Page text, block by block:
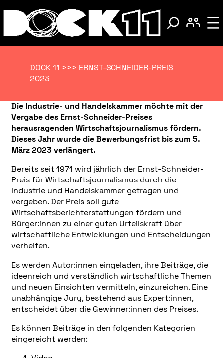
DOCK 11 >>> ERNST-SCHNEIDER-PREIS
2023
Die Industrie- und Handelskammer möchte mit der
Vergabe des Ernst-Schneider-Preises
herausragenden Wirtschaftsjournalismus fördern.
Dieses Jahr wurde die Bewerbungsfrist bis zum 5.
März 2023 verlängert.
Bereits seit 1971 wird jährlich der Ernst-Schneider-
Preis für Wirtschaftsjournalismus durch die
Industrie und Handelskammer getragen und
vergeben. Der Preis soll gute
Wirtschaftsberichterstattungen fördern und
Bürger:innen zu einer guten Urteilskraft über
wirtschaftliche Entwicklungen und Entscheidungen
verhelfen.
Es werden Autor:innen eingeladen, ihre Beiträge, die
ideenreich und verständlich wirtschaftliche Themen
und neuen Einsichten vermitteln, einzureichen. Eine
unabhängige Jury, bestehend aus Expert:innen,
entscheidet über die Gewinner:innen des Preises.
Es können Beiträge in den folgenden Kategorien
eingereicht werden: